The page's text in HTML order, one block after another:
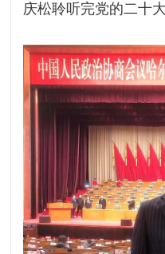
庆松聆听完党的二十